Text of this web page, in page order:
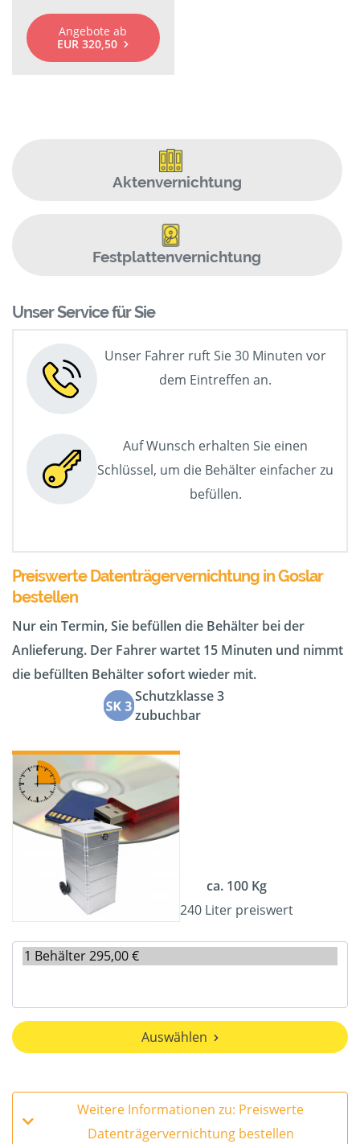
Angebote ab
EUR 320,50
Aktenvernichtung
Festplattenvernichtung
Unser Service für Sie
Unser Fahrer ruft Sie 30 Minuten vor
dem Eintreffen an.
Auf Wunsch erhalten Sie einen
Schlüssel, um die Behälter einfacher zu
befüllen.
Preiswerte Datenträgervernichtung in Goslar
bestellen
Nur ein Termin, Sie befüllen die Behälter bei der
Anlieferung. Der Fahrer wartet 15 Minuten und nimmt
die befüllten Behälter sofort wieder mit.
Schutzklasse 3
zubuchbar
ca. 100 Kg
240 Liter preiswert
Auswählen
Weitere Informationen zu: Preiswerte
Datenträgervernichtung bestellen